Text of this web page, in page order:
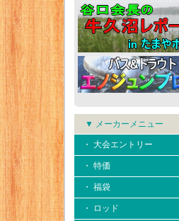
▼ メーカーメニュー
・ 大会エントリー
・ 特価
・ 福袋
・ ロッド